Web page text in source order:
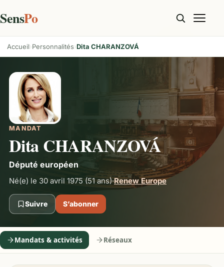
SensPo
Accueil Personnalités Dita CHARANZOVÁ
MANDAT
Dita CHARANZOVÁ
Député européen
Né(e) le 30 avril 1975 (51 ans)·Renew Europe
Suivre S’abonner
Mandats & activités Réseaux